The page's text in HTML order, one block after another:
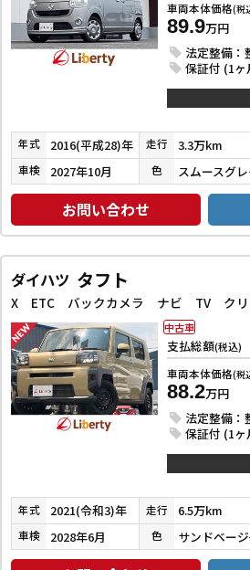
車両本体価格(税
89.9万円
法定整備：
保証付 (1
年式 2016(平成28)年 走行 3.3万km
車検 2027年10月 色 ス
お問い合わせ
ダイハツ タフト
支払総額(税込)
車両本体価格(税
88.2万円
法定整備：
保証付 (1
中古車
年式 2021(令和3)年 走行 6.5万km
車検 2028年6月 色 サ